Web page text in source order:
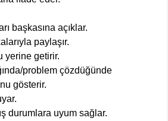
başkasına açıklar.
paylaşır.
yerine getirir.
problem çözdüğünde
gösterir.
durumlara uyum sağlar.